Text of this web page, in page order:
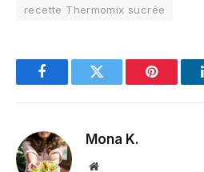
recette Thermomix sucrée
FacebookTwitter Pinterest
Mona K.
Site